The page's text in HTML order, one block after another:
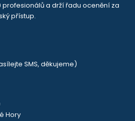
profesionálů a drží řadu ocenění za
přístup.
SMS, děkujeme)
Hory